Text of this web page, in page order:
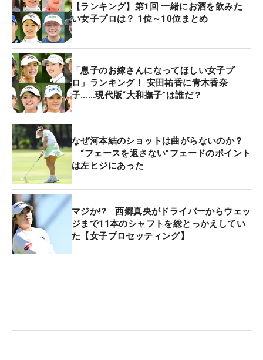
【ランキング】第1回 一緒にお酒を飲みた
い女子プロは？ 1位～10位まとめ
「息子のお嫁さんになってほしい女子プ
ロ」ランキング！ 安田祐香に青木香奈
子……現代版“大和撫子”は誰だ？
なぜ河本結のショットは曲がらないのか？
“フェースを返さない”フェードのポイント
は左ヒジにあった
マジか!? 西郷真央がドライバーからウェッ
ジまで11本のシャフトを総とっかえしてい
た【女子プロセッティング】